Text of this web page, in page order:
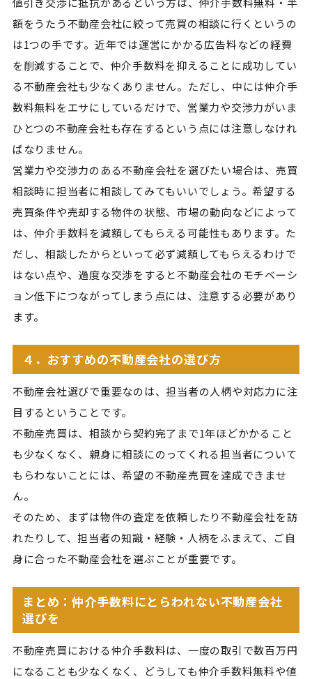
額をうたう不動産会社に絞って売買の相談に行くというの
は1つの手です。近年では運営にかかる広告料などの経費
を削減することで、仲介手数料を抑えることに成功してい
る不動産会社も少なくありません。ただし、中には仲介手
数料無料をエサにしているだけで、営業力や交渉力がいま
ひとつの不動産会社も存在するという点には注意しなけれ
ばなりません。
営業力や交渉力のある不動産会社を選びたい場合は、売買
相談時に担当者に相談してみてもいいでしょう。希望する
売買条件や売却する物件の状態、市場の動向などによって
は、仲介手数料を減額してもらえる可能性もあります。た
だし、相談したからといって必ず減額してもらえるわけで
はない点や、過度な交渉をすると不動産会社のモチベーシ
ョン低下につながってしまう点には、注意する必要があり
ます。
４．おすすめの不動産会社の選び方
不動産会社選びで重要なのは、担当者の人柄や対応力に注
目するということです。
不動産売買は、相談から契約完了まで1年ほどかかること
も少なくなく、親身に相談にのってくれる担当者について
もらわないことには、希望の不動産売買を達成できませ
ん。
そのため、まずは物件の査定を依頼したり不動産会社を訪
れたりして、担当者の知識・経験・人柄をふまえて、ご自
身に合った不動産会社を選ぶことが重要です。
まとめ：仲介手数料にとらわれない不動産会社
選びを
不動産売買における仲介手数料は、一度の取引で数百万円
になることも少なくなく、どうしても仲介手数料無料や値